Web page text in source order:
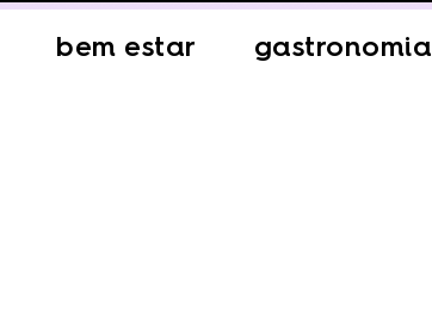
bem estar gastronomia